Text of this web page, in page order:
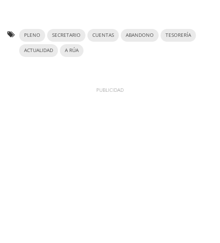
PLENO SECRETARIO CUENTAS ABANDONO TESORERÍA
ACTUALIDAD A RÚA